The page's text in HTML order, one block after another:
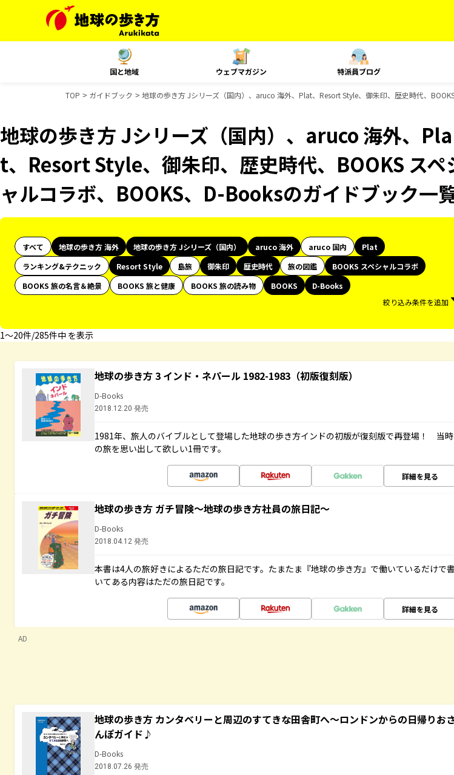
国と地域 ウェブマガジン 特派員ブログ
TOP ガイドブック 地球の歩き方 Jシリーズ（国内）、aruco 海外、Plat、Resort Style、御朱印、歴史時代、
地球の歩き方 Jシリーズ（国内）、aruco 海外、Pla
t、Resort Style、御朱印、歴史時代、BOOKS スペ
ャルコラボ、BOOKS、D-Booksのガイドブック一
すべて 地球の歩き方 海外 地球の歩き方 Jシリーズ（国内） aruco 海外 aruco 国内
Plat
ランキング&テクニック
Resort Style 島旅 御朱印 歴史時代 旅の図鑑
BOOKS スペシャルコラボ
BOOKS 旅の名言＆絶景
BOOKS 旅と健康 BOOKS 旅の読み物 BOOKS
D-Books
絞り込み条件を追加
1〜20件/285件中 を表示
地球の歩き方 3 インド・ネパール 1982-1983（初版復刻版）
D-Books
2018.12.20 発売
1981年、旅人のバイブルとして登場した地球の歩き方インドの初版が復刻版で再登場！ 当時
の旅を思い出して欲しい1冊です。
詳細を見る
地球の歩き方 ガチ冒険～地球の歩き方社員の旅日記～
D-Books
2018.04.12 発売
本書は4人の旅好きによるただの旅日記です。たまたま『地球の歩き方』で働いているだけで書
いてある内容はただの旅日記です。
詳細を見る
AD
地球の歩き方 カンタベリーと周辺のすてきな田舎町へ～ロンドンからの日帰りお
んぽガイド♪
D-Books
2018.07.26 発売